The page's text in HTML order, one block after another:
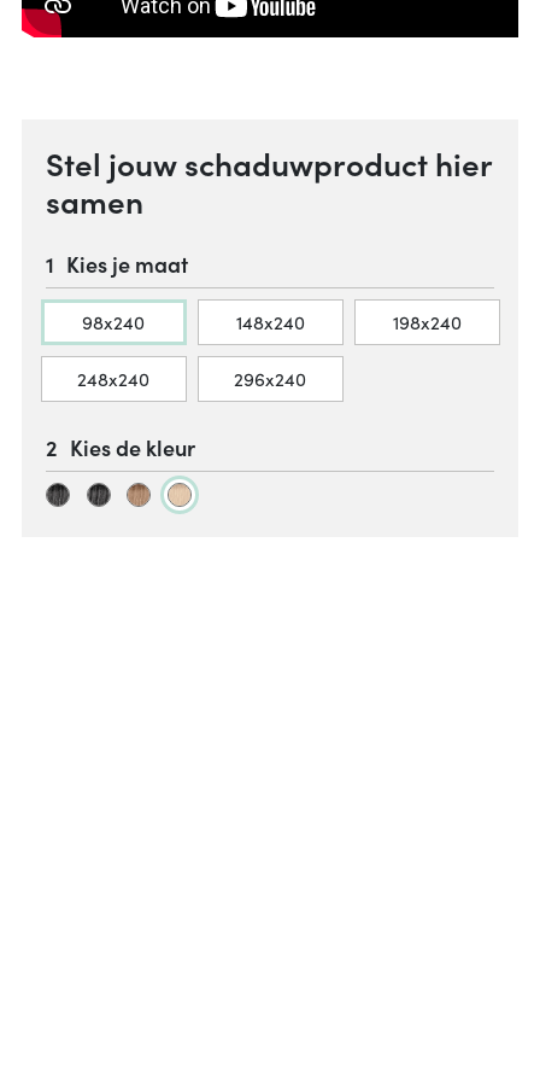
Stel jouw schaduwproduct hier
samen
Kies je maat
98x240 148x240 198x240
248x240 296x240
Kies de kleur